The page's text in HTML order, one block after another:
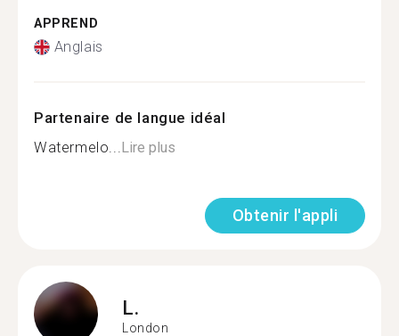
APPREND
Anglais
Partenaire de langue idéal
Watermelo...Lire plus
Obtenir l'appli
L.
London